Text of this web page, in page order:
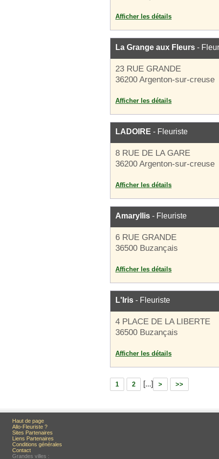
Afficher les détails
La Grange aux Fleurs -
23 RUE GRANDE
36200 Argenton-sur-creuse
Afficher les détails
LADOIRE - Fleuriste
8 RUE DE LA GARE
36200 Argenton-sur-creuse
Afficher les détails
Amaryllis - Fleuriste
6 RUE GRANDE
36500 Buzançais
Afficher les détails
L'Iris - Fleuriste
4 PLACE DE LA LIBERTE
36500 Buzançais
Afficher les détails
1 2 [...] > >>
Haut de page
Allo-Fleuriste ?
Sites Partenaires
Liens Partenaires
Conditions générales
Contact
Grandes villes :